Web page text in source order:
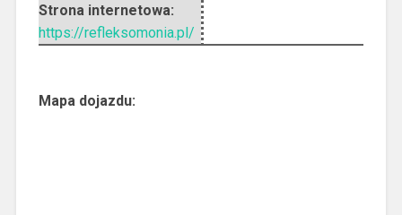
Strona internetowa:
https://refleksomonia.pl/
Mapa dojazdu: